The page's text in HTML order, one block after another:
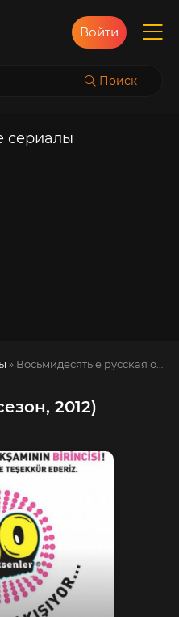
Поиск
Войти
сериалы
» Восьмидесятые русская озвучка смотреть полностью онлайн!
2012)